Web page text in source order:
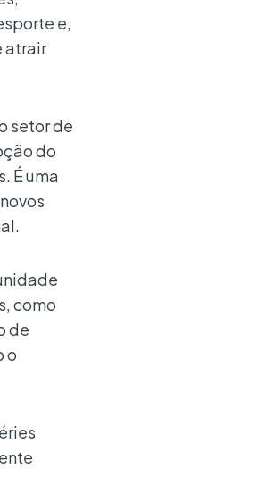
e,
atrair
setor de
do
É uma
como
de
o